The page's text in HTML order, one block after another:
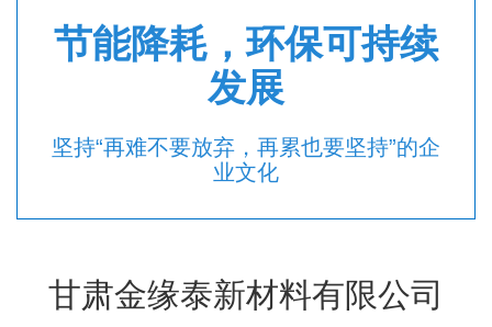
节能降耗，环保可持续
发展
坚持“再难不要放弃，再累也要坚持”的企
业文化
甘肃金缘泰新材料有限公司